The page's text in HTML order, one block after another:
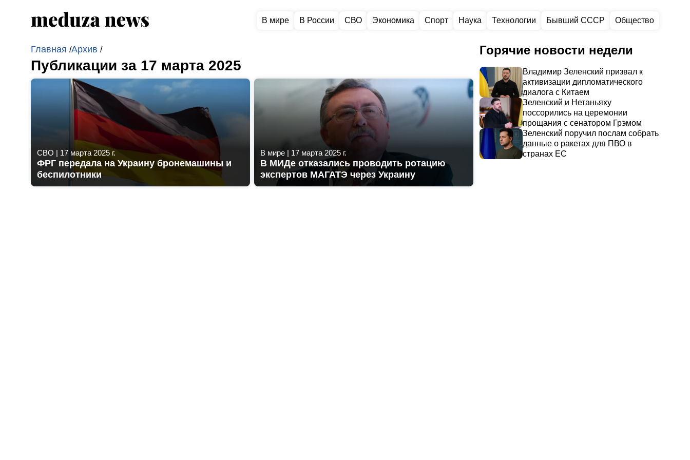
В мире В России СВО Экономика Спорт Наука Технологии Бывший СССР Общество
Главная /Архив /
Публикации за 17 марта 2025
СВО | 17 марта 2025 г.
ФРГ передала на Украину бронемашины и
беспилотники
В мире | 17 марта 2025 г.
В МИДе отказались проводить ротацию
экспертов МАГАТЭ через Украину
Горячие новости недели
Владимир Зеленский призвал к
активизации дипломатического
диалога с Китаем
Зеленский и Нетаньяху
поссорились на церемонии
прощания с сенатором Грэмом
Зеленский поручил послам собрать
данные о ракетах для ПВО в
странах ЕС